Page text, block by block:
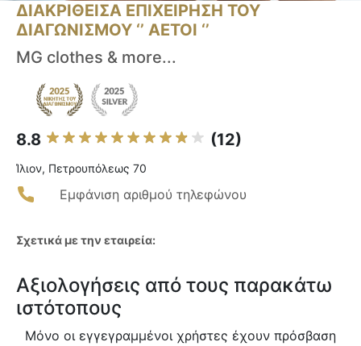
ΔΙΑΚΡΙΘΕΙΣΑ ΕΠΙΧΕΙΡΗΣΗ ΤΟΥ
ΔΙΑΓΩΝΙΣΜΟΥ ‘’ ΑΕΤΟΙ ‘’
MG clothes & more...
8.8 (12)
Ίλιον, Πετρουπόλεως 70
Εμφάνιση αριθμού τηλεφώνου
Σχετικά με την εταιρεία:
Αξιολογήσεις από τους παρακάτω
ιστότοπους
Μόνο οι εγγεγραμμένοι χρήστες έχουν πρόσβαση